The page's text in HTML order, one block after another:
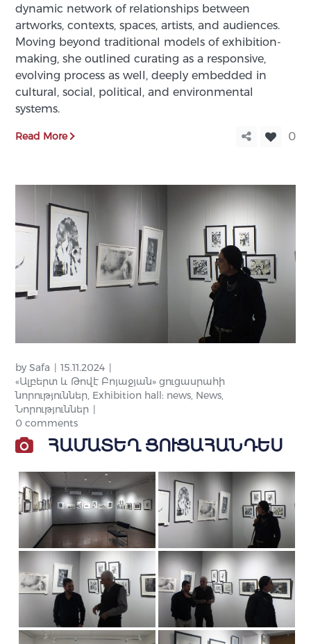
dynamic network of relationships between
artworks, contexts, spaces, artists, and audiences.
Moving beyond traditional models of exhibition-
making, she outlined curating as a responsive,
evolving process as well, deeply embedded in
cultural, social, political, and environmental
systems.
Read More 0
bySafa
15.11.2024
«Ալբերտ և Թովէ Բոյաջյան» ցուցասրահի
նորություններ, Exhibition hall: news, News,
Նորություններ
0 comments
ՀԱՄԱՏԵՂ ՑՈՒՑԱՀԱՆԴԵՍ